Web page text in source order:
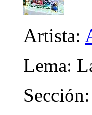
Artista:
Lema: